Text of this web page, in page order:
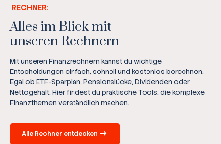
RECHNER:
Alles im Blick mit
unseren Rechnern
Mit unseren Finanzrechnern kannst du wichtige
Entscheidungen einfach, schnell und kostenlos berechnen.
Egal ob ETF-Sparplan, Pensionslücke, Dividenden oder
Nettogehalt. Hier findest du praktische Tools, die komplexe
Finanzthemen verständlich machen.
Alle Rechner entdecken